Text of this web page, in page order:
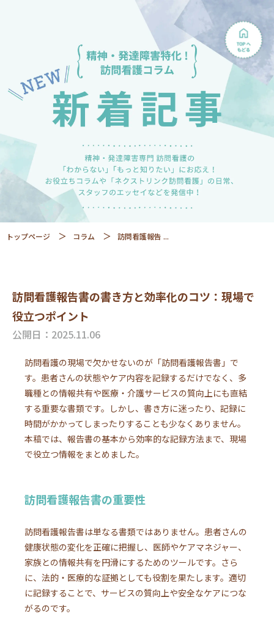
トップページ コラム 訪問看護報告 ...
訪問看護報告書の書き方と効率化のコツ：現場で
役立つポイント
公開日：2025.11.06
訪問看護の現場で欠かせないのが「訪問看護報告書」で
す。患者さんの状態やケア内容を記録するだけでなく、多
職種との情報共有や医療・介護サービスの質向上にも直結
する重要な書類です。しかし、書き方に迷ったり、記録に
時間がかかってしまったりすることも少なくありません。
本稿では、報告書の基本から効率的な記録方法まで、現場
で役立つ情報をまとめました。
訪問看護報告書の重要性
訪問看護報告書は単なる書類ではありません。患者さんの
健康状態の変化を正確に把握し、医師やケアマネジャー、
家族との情報共有を円滑にするためのツールです。さら
に、法的・医療的な証拠としても役割を果たします。適切
に記録することで、サービスの質向上や安全なケアにつな
がるのです。